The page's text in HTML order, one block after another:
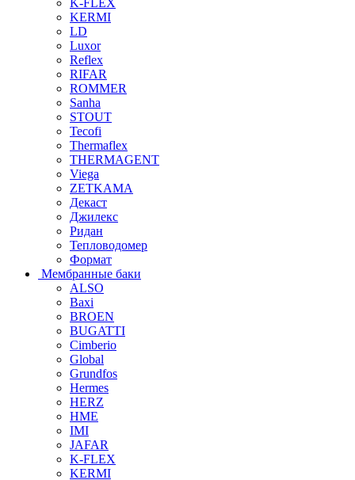
KERMI
LD
Luxor
Reflex
RIFAR
ROMMER
Sanha
STOUT
Tecofi
Thermaflex
THERMAGENT
Viega
ZETKAMA
Декаст
Джилекс
Ридан
Тепловодомер
Формат
Мембранные баки
ALSO
Baxi
BROEN
BUGATTI
Cimberio
Global
Grundfos
Hermes
HERZ
HME
IMI
JAFAR
K-FLEX
KERMI